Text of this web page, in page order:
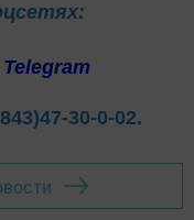
Telegram
30-0-02.